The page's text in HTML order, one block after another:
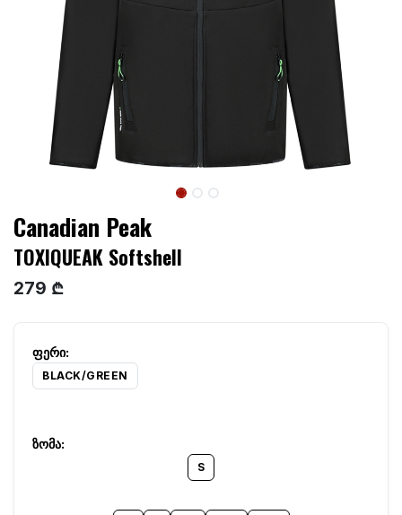
Canadian Peak
TOXIQUEAK Softshell
279 ₾
BLACK/GREEN
S